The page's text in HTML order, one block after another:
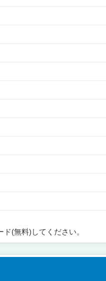
ド(無料)してください。